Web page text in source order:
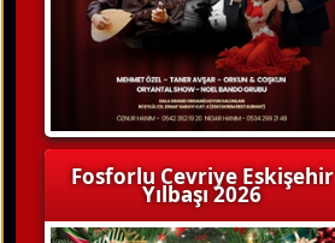
Fosforlu Cevriye Eskişehir
Yılbaşı 2026